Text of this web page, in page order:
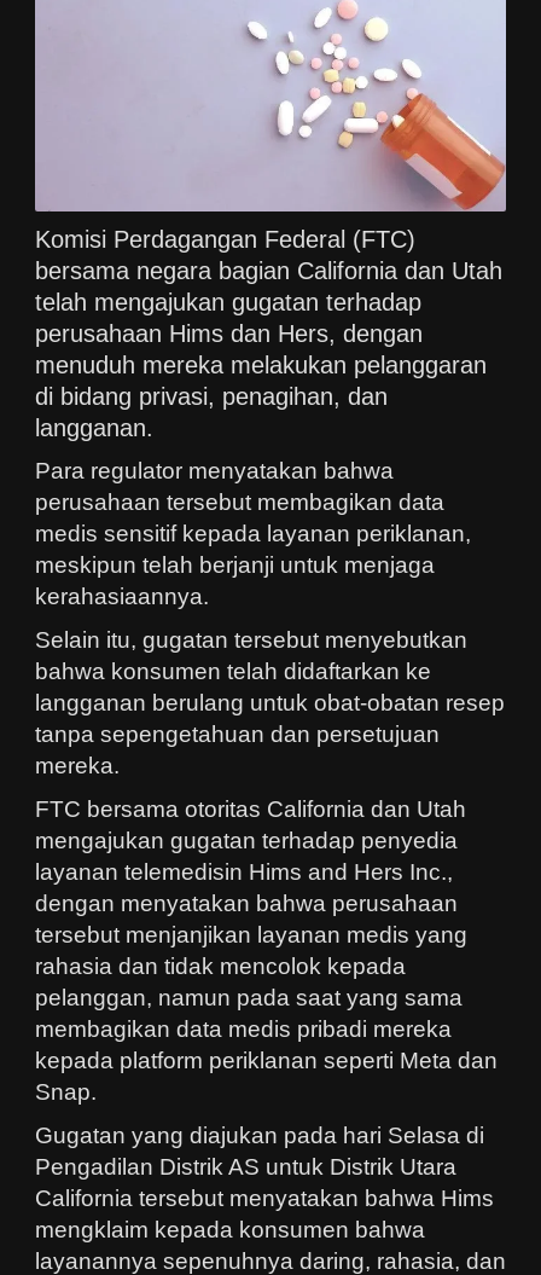
Komisi Perdagangan Federal (FTC)
bersama negara bagian California dan Utah
telah mengajukan gugatan terhadap
perusahaan Hims dan Hers, dengan
menuduh mereka melakukan pelanggaran
di bidang privasi, penagihan, dan
langganan.
Para regulator menyatakan bahwa
perusahaan tersebut membagikan data
medis sensitif kepada layanan periklanan,
meskipun telah berjanji untuk menjaga
kerahasiaannya.
Selain itu, gugatan tersebut menyebutkan
bahwa konsumen telah didaftarkan ke
langganan berulang untuk obat-obatan resep
tanpa sepengetahuan dan persetujuan
mereka.
FTC bersama otoritas California dan Utah
mengajukan gugatan terhadap penyedia
layanan telemedisin Hims and Hers Inc.,
dengan menyatakan bahwa perusahaan
tersebut menjanjikan layanan medis yang
rahasia dan tidak mencolok kepada
pelanggan, namun pada saat yang sama
membagikan data medis pribadi mereka
kepada platform periklanan seperti Meta dan
Snap.
Gugatan yang diajukan pada hari Selasa di
Pengadilan Distrik AS untuk Distrik Utara
California tersebut menyatakan bahwa Hims
mengklaim kepada konsumen bahwa
layanannya sepenuhnya daring, rahasia, dan